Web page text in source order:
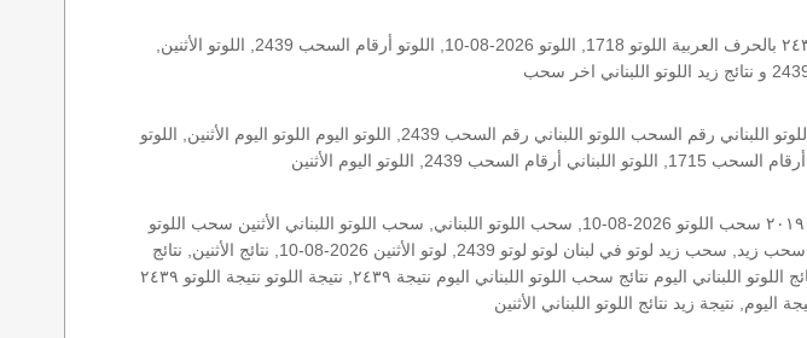
الأرقام الستة الاساسية, اللوتو اللبناني هذا اليوم اللوتو اليوم, اللوتو 2439 عو رقم سحب اللوتو ٢٤٣٩ بالحرف العربية اللوتو 1718, اللوتو 2026-08-10, اللوتو أرقام السحب 2439, اللوتو الأثنين,
اللوتو اللبناني الأثنين, اللوتو اللبناني الأثنين اللوتو اللبناني الأثنين 2026-08-10, اللوتو اللبناني اليوم اللوتو اللبناني رقم السحب اللوتو اللبناني رقم السحب 2439, اللوتو اليوم اللوتو اليوم الأثنين, اللوتو
رقم السحب: 2439, زيد, زيد 2439, سحب 2439, سحب الأثنين سحب اللوتو سحب اللوتو ١٣ أيار ٢٠١٩ سحب اللوتو 2026-08-10, سحب اللوتو اللبناني, سحب اللوتو اللبناني الأثنين سحب اللوتو
اللبناني الأثنين سحب اللوتو اللبناني اليوم, سحب اللوتو اللبناني للإصدار 2439, سحب اللوتو اليوم سحب زيد, سحب زيد لوتو في لبنان لوتو لوتو 2439, لوتو الأثنين 2026-08-10, نتائج الأثنين, نتائج
اللوتو نتائج اللوتو 2026-08-10, نتائج اللوتو الأثنين, نتائج اللوتو اللبناني نتائج اللوتو اللبناني الأثنين, نتائج اللوتو اللبناني اليوم نتائج سحب اللوتو اللبناني اليوم نتيجة ٢٤٣٩, نتيجة اللوتو نتيجة اللوتو ٢٤٣٩